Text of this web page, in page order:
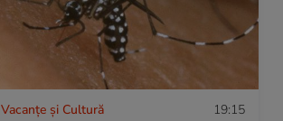
Vacanțe și Cultură 19:15